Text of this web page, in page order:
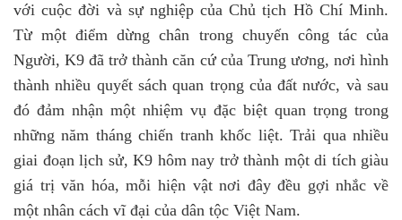
với cuộc đời và sự nghiệp của Chủ tịch Hồ Chí Minh.
Từ một điểm dừng chân trong chuyến công tác của
Người, K9 đã trở thành căn cứ của Trung ương, nơi hình
thành nhiều quyết sách quan trọng của đất nước, và sau
đó đảm nhận một nhiệm vụ đặc biệt quan trọng trong
những năm tháng chiến tranh khốc liệt. Trải qua nhiều
giai đoạn lịch sử, K9 hôm nay trở thành một di tích giàu
giá trị văn hóa, mỗi hiện vật nơi đây đều gợi nhắc về
một nhân cách vĩ đại của dân tộc Việt Nam.